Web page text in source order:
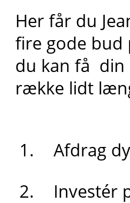
Her får du
fire gode bud
du kan få din
række lidt
Afdrag
Investér